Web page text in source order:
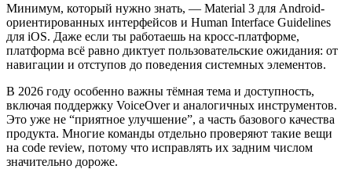
Минимум, который нужно знать, — Material 3 для Android-
ориентированных интерфейсов и Human Interface Guidelines
для iOS. Даже если ты работаешь на кросс-платформе,
платформа всё равно диктует пользовательские ожидания: от
навигации и отступов до поведения системных элементов.
В 2026 году особенно важны тёмная тема и доступность,
включая поддержку VoiceOver и аналогичных инструментов.
Это уже не “приятное улучшение”, а часть базового качества
продукта. Многие команды отдельно проверяют такие вещи
на code review, потому что исправлять их задним числом
значительно дороже.